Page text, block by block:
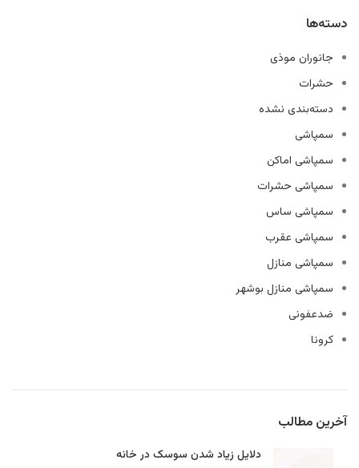
دسته‌ها
جانوران موذی
حشرات
دسته‌بندی نشده
سمپاشی
سمپاشی اماکن
سمپاشی حشرات
سمپاشی ساس
سمپاشی عقرب
سمپاشی منازل
سمپاشی منازل بوشهر
ضدعفونی
کرونا
آخرین مطالب
دلایل زیاد شدن سوسک در خانه